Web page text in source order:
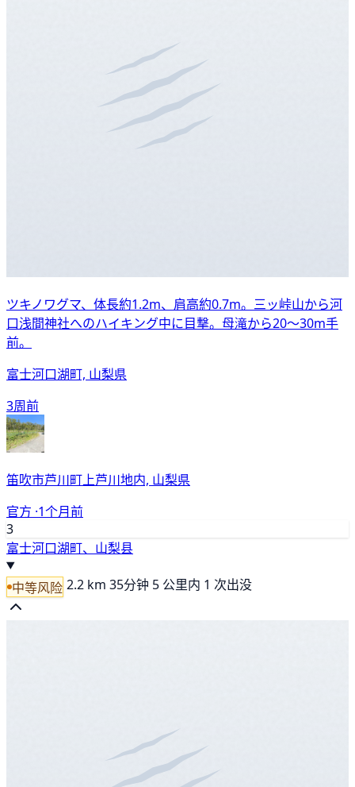
ツキノワグマ、体長約1.2m、肩高約0.7m。三ッ峠山から河
口浅間神社へのハイキング中に目撃。母滝から20〜30m手
前。
富士河口湖町, 山梨県
3周前
笛吹市芦川町上芦川地内, 山梨県
官方 ·1个月前
3
富士河口湖町、山梨县
中等风险 2.2 km 35分钟 5 公里内 1 次出没